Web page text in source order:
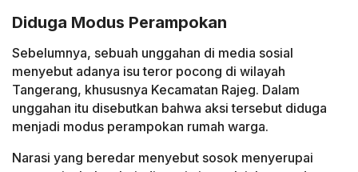
Diduga Modus Perampokan
Sebelumnya, sebuah unggahan di media sosial
menyebut adanya isu teror pocong di wilayah
Tangerang, khususnya Kecamatan Rajeg. Dalam
unggahan itu disebutkan bahwa aksi tersebut diduga
menjadi modus perampokan rumah warga.
Narasi yang beredar menyebut sosok menyerupai